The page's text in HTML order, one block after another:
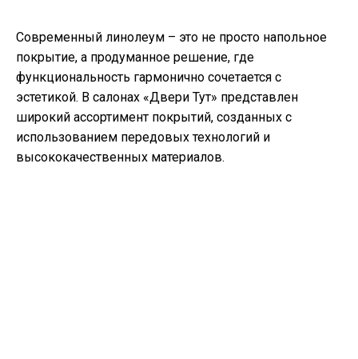
Современный линолеум – это не просто напольное
покрытие, а продуманное решение, где
функциональность гармонично сочетается с
эстетикой. В салонах «Двери Тут» представлен
широкий ассортимент покрытий, созданных с
использованием передовых технологий и
высококачественных материалов.